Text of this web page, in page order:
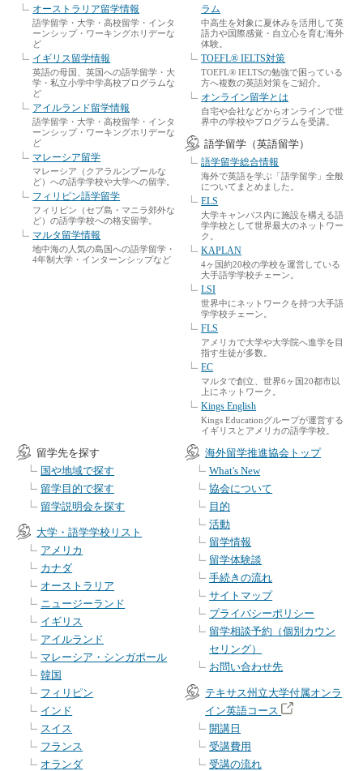
オーストラリア留学情報
語学留学・大学・高校留学・インタ
ーンシップ・ワーキングホリデーな
ど
イギリス留学情報
英語の母国、英国への語学留学・大
学・私立小学中学高校プログラムな
ど
アイルランド留学情報
語学留学・大学・高校留学・インタ
ーンシップ・ワーキングホリデーな
ど
マレーシア留学
マレーシア（クアラルンプールな
ど）への語学学校や大学への留学。
フィリピン語学留学
フィリピン（セブ島・マニラ郊外な
ど）の語学学校への格安留学。
マルタ留学情報
地中海の人気の島国への語学留学・
4年制大学・インターンシップなど
ラム
中高生を対象に夏休みを活用して英
語力や国際感覚・自立心を育む海外
体験。
TOEFL® IELTS対策
TOEFL® IELTSの勉強で困っている
方へ複数の英語対策をご紹介。
オンライン留学とは
自宅や会社などからオンラインで世
界中の学校やプログラムを受講。
語学留学（英語留学）
語学留学総合情報
海外で英語を学ぶ「語学留学」全般
についてまとめました。
ELS
大学キャンパス内に施設を構える語
学学校として世界最大のネットワー
ク。
KAPLAN
4ヶ国約20校の学校を運営している
大手語学学校チェーン。
LSI
世界中にネットワークを持つ大手語
学学校チェーン。
FLS
アメリカで大学や大学院へ進学を目
指す生徒が多数。
EC
マルタで創立、世界6ヶ国20都市以
上にネットワーク。
Kings English
Kings Educationグループが運営する
イギリスとアメリカの語学学校。
留学先を探す
国や地域で探す
留学目的で探す
留学説明会を探す
大学・語学学校リスト
アメリカ
カナダ
オーストラリア
ニュージーランド
イギリス
アイルランド
マレーシア・シンガポール
韓国
フィリピン
インド
スイス
フランス
オランダ
海外留学推進協会トップ
What's New
協会について
目的
活動
留学情報
留学体験談
手続きの流れ
サイトマップ
プライバシーポリシー
留学相談予約（個別カウン
セリング）
お問い合わせ先
テキサス州立大学付属オンラ
イン英語コース
開講日
受講費用
受講の流れ